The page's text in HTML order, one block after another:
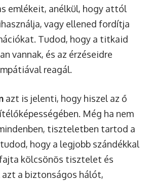
emlékeit, anélkül, hogy attól
vagy ellened fordítja
Tudod, hogy a titkaid
vannak, és az érzéseidre
reagál.
azt is jelenti, hogy hiszel az ő
Még ha nem
tiszteletben tartod a
hogy a legjobb szándékkal
kölcsönös tisztelet és
a biztonságos hálót,